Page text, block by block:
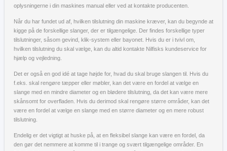
oplysningerne i din maskines manual eller ved at kontakte producenten.
Når du har fundet ud af, hvilken tilslutning din maskine kræver, kan du begynde at
kigge på de forskellige slanger, der er tilgængelige. Der findes forskellige typer
tilslutninger, såsom gevind, klik-system eller bayonet. Hvis du er i tvivl om,
hvilken tilslutning du skal vælge, kan du altid kontakte Nilfisks kundeservice for
hjælp og vejledning.
Det er også en god idé at tage højde for, hvad du skal bruge slangen til. Hvis du
f.eks. skal rengøre tæpper eller møbler, kan det være en fordel at vælge en
slange med en mindre diameter og en blødere tilslutning, da det kan være mere
skånsomt for overfladen. Hvis du derimod skal rengøre større områder, kan det
være en fordel at vælge en slange med en større diameter og en mere robust
tilslutning.
Endelig er det vigtigt at huske på, at en fleksibel slange kan være en fordel, da
den gør det nemmere at komme til i trange og svært tilgængelige områder. En